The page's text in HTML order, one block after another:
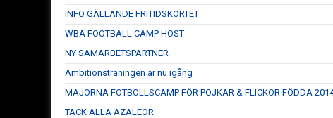
INFO GÄLLANDE FRITIDSKORTET
WBA FOOTBALL CAMP HÖST
NY SAMARBETSPARTNER
Ambitionsträningen är nu igång
MAJORNA FOTBOLLSCAMP FÖR POJKAR & FLICKOR FÖDDA
TACK ALLA AZALEOR